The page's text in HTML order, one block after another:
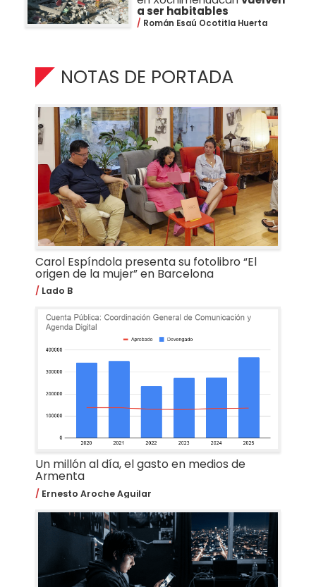
a ser habitables
Román Esaú Ocotitla Huerta
NOTAS DE PORTADA
Carol Espíndola presenta su fotolibro “El
origen de la mujer” en Barcelona
Lado B
Un millón al día, el gasto en medios de
Armenta
Ernesto Aroche Aguilar